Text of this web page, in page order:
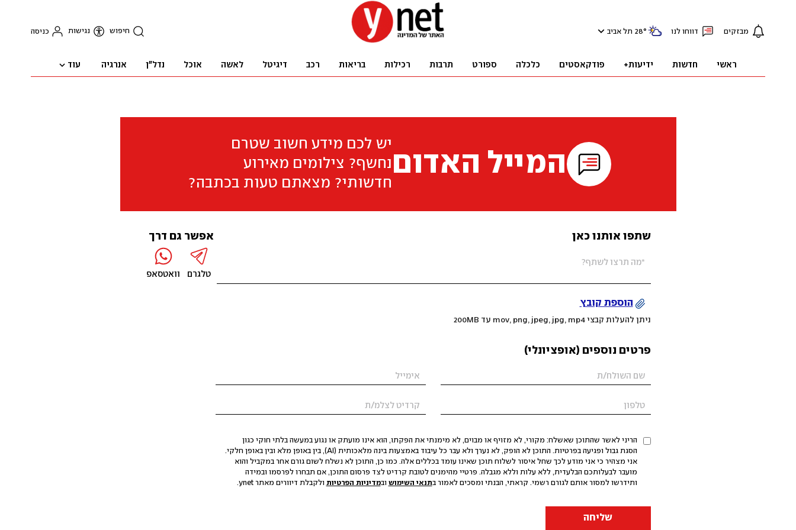
מבזקים דווחו לנו 28° תל אביב חיפוש נגישות כניסה
ראשי חדשות ידיעות+ פודקאסטים כלכלה ספורט תרבות רכילות בריאות רכב דיגיטל לאשה אוכל נדל"ן אנרגיה עוד
המייל האדום
יש לכם מידע חשוב שטרם
נחשף? צילומים מאירוע
חדשותי? מצאתם טעות בכתבה?
שתפו אותנו כאן
הוספת קובץ
ניתן להעלות קבצי mov, png, jpeg, jpg, mp4 עד 200MB
פרטים נוספים (אופציונלי)
הריני לאשר שהתוכן שאשלח: מקורי, לא מזויף או מבוים, לא מימנתי את הפקתו, הוא אינו מועתק או נגוע במעשה בלתי חוקי כגון
הסגת גבול ופגיעה בפרטיות. התוכן לא הופק, לא נערך ולא עבר כל עיבוד באמצעות בינה מלאכותית (AI), בין באופן מלא ובין באופן חלקי.
אני מצהיר כי אני מודע לכך שחל איסור לשלוח תוכן שאינו עומד בכללים אלה. כמו כן, התוכן לא נשלח לשום גורם אחר במקביל והוא
מועבר לבעלותכם הבלעדית, ללא עלות וללא מגבלה. פרטיי מהימנים לטובת קרדיט לצד פרסום התוכן, אם תבחרו לפרסמו ובמידה
ותידרשו למסור אותם לגורם רשמי. קראתי, הבנתי ומסכים לאמור בתנאי השימוש ובמדיניות הפרטיות ולקבלת דיוורים מאתר ynet.
שליחה
אפשר גם דרך
טלגרם וואטסאפ